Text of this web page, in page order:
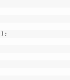
) ;